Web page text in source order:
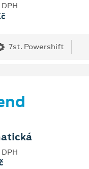
7st. Powershift